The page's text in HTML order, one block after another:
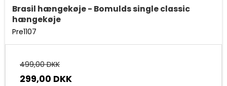
Brasil hængekøje - Bomulds single classic
hængekøje
Pre1107
499,00 DKK
299,00 DKK